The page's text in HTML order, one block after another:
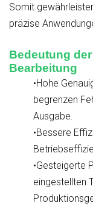
Somit
präzise
Bedeutung
Bearbeitung
•Hohe
begrenzen
Ausgabe.
•Bessere
•Gesteigerte
eingestellten